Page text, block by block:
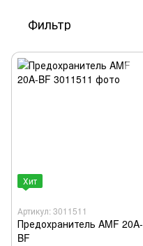
Фильтр
Хит
Артикул: 3011511
Предохранитель AMF 20A-
BF